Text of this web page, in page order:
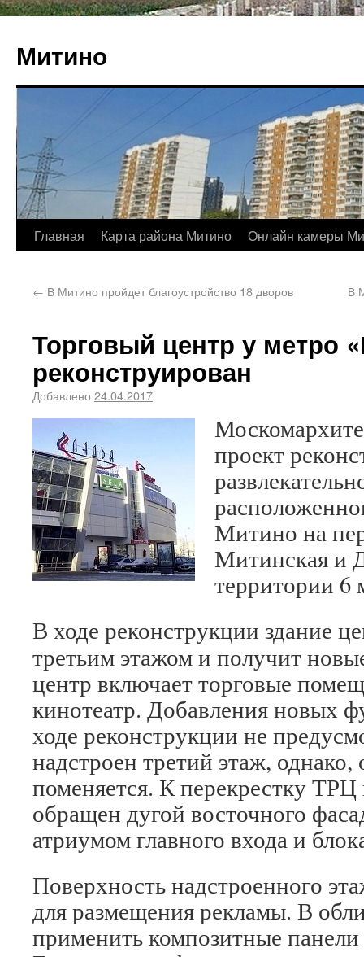
Митино
Главная Карта района Митино Онлайн камеры
← В Митино пройдет благоустройство 18 дворов В
Торговый центр у метро
реконструирован
Добавлено 24.04.2017
проект
Митино на
Митинская и
территории 6
В ходе реконструкции здание
третьим этажом и получит
центр включает торговые
кинотеатр. Добавления новых
ходе реконструкции не
надстроен третий этаж,
поменяется. К перекрестку
обращен дугой восточного
атриумом главного входа и
Поверхность надстроенного
для размещения рекламы. В
применить композитные